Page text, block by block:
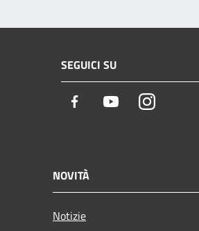
SEGUICI SU
Facebook YoutubeInstagram
NOVITÀ
Notizie